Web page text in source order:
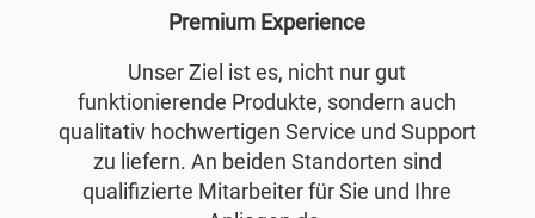
Premium Experience
Unser Ziel ist es, nicht nur gut
funktionierende Produkte, sondern auch
qualitativ hochwertigen Service und Support
zu liefern. An beiden Standorten sind
qualifizierte Mitarbeiter für Sie und Ihre